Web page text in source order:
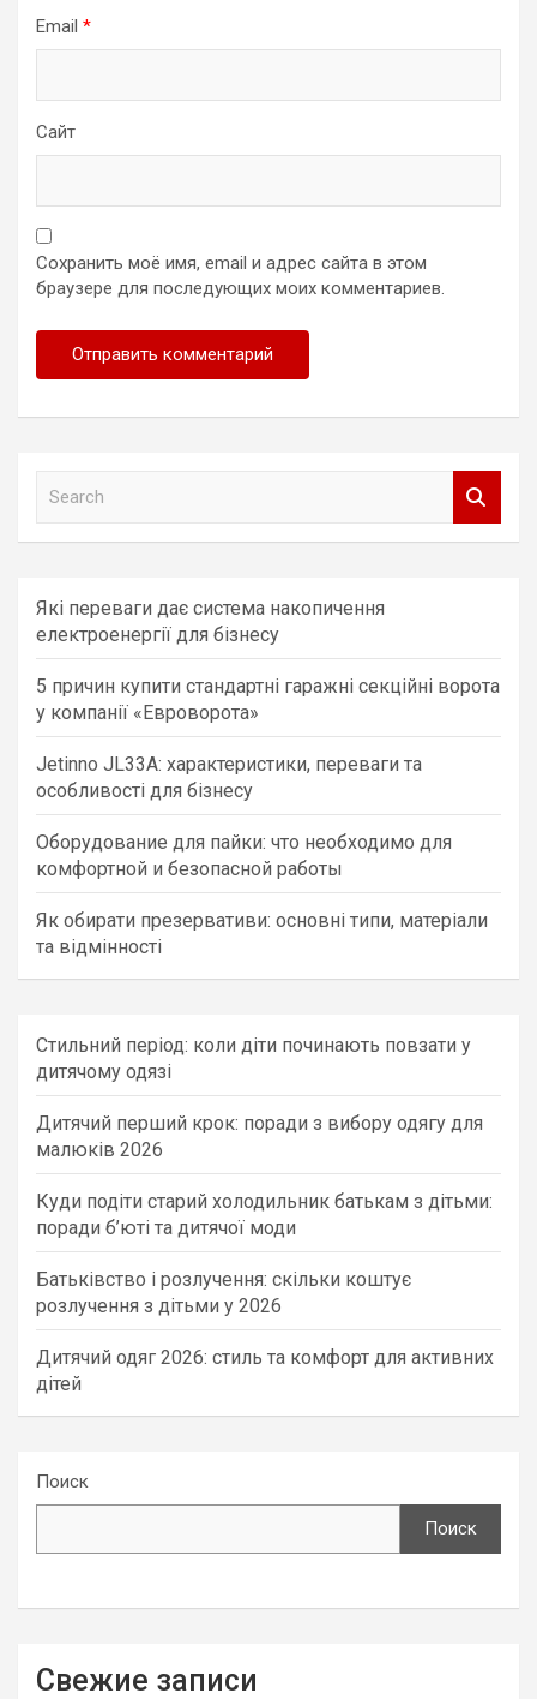
Email *
Сайт
Сохранить моё имя, email и адрес сайта в этом
браузере для последующих моих комментариев.
h
Які переваги дає система накопичення
електроенергії для бізнесу
5 причин купити стандартні гаражні секційні ворота
у компанії «Евроворота»
Jetinno JL33A: характеристики, переваги та
особливості для бізнесу
Оборудование для пайки: что необходимо для
комфортной и безопасной работы
Як обирати презервативи: основні типи, матеріали
та відмінності
Стильний період: коли діти починають повзати у
дитячому одязі
Дитячий перший крок: поради з вибору одягу для
малюків 2026
Куди подіти старий холодильник батькам з дітьми:
поради б’юті та дитячої моди
Батьківство і розлучення: скільки коштує
розлучення з дітьми у 2026
Дитячий одяг 2026: стиль та комфорт для активних
дітей
Поиск
Поиск
Свежие записи